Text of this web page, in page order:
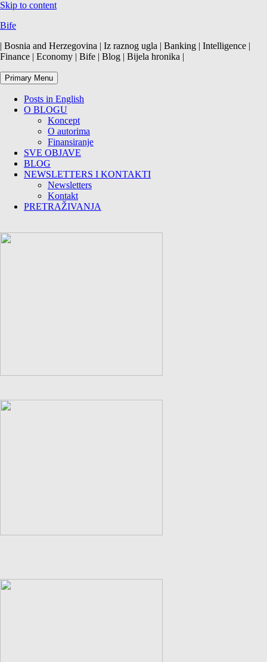
Skip to content
Bife
| Bosnia and Herzegovina | Iz raznog ugla | Banking | Intelligence |
Finance | Economy | Bife | Blog | Bijela hronika |
Primary Menu
Posts in English
O BLOGU
Koncept
O autorima
Finansiranje
SVE OBJAVE
BLOG
NEWSLETTERS I KONTAKTI
Newsletters
Kontakt
PRETRAŽIVANJA